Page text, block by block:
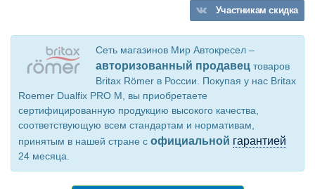
Участникамскидка
Сеть магазинов Мир Автокресел –
авторизованный продавец товаров
Britax Römer в России. Покупая у нас Britax
Roemer Dualfix PRO M, вы приобретаете
сертифицированную продукцию высокого качества,
соответствующую всем стандартам и нормативам,
принятым в нашей стране с официальной гарантией
24 месяца.